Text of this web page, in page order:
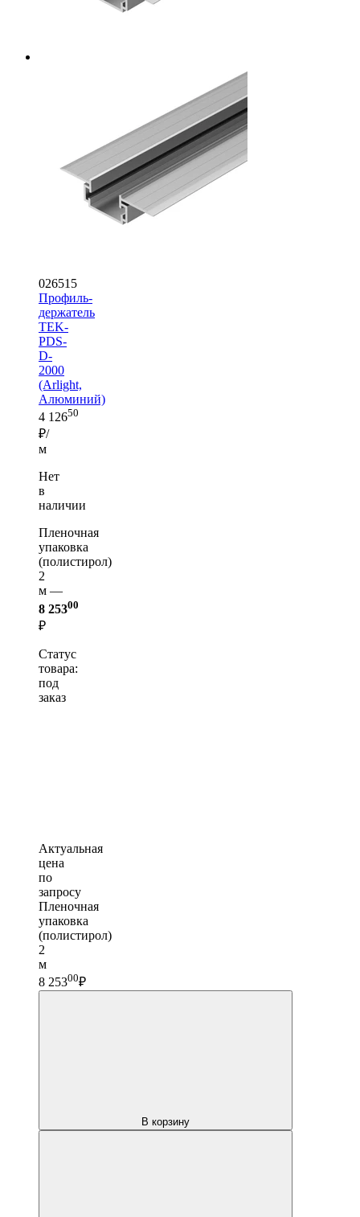
026515
Профиль-
держатель
TEK-
PDS-
D-
2000
(Arlight,
Алюминий)
4 12650
₽/
м
Нет
в
наличии
Пленочная
упаковка
(полистирол)
2
м —
8 25300
₽
Статус
товара:
под
заказ
Актуальная
цена
по
запросу
Пленочная
упаковка
(полистирол)
2
м
8 25300₽
В корзину